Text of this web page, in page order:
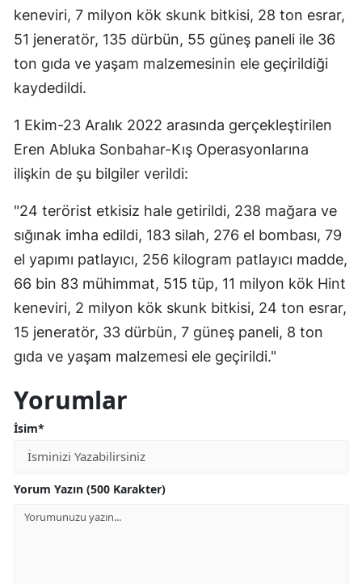
Hatay
Isparta
Mersin
İzmir
Kastamonu
Kayseri
Kırklareli
Kırşehir
Kocaeli
keneviri, 7 milyon kök skunk bitkisi, 28 ton esrar,
51 jeneratör, 135 dürbün, 55 güneş paneli ile 36
ton gıda ve yaşam malzemesinin ele geçirildiği
kaydedildi.
1 Ekim-23 Aralık 2022 arasında gerçekleştirilen
Eren Abluka Sonbahar-Kış Operasyonlarına
ilişkin de şu bilgiler verildi:
"24 terörist etkisiz hale getirildi, 238 mağara ve
sığınak imha edildi, 183 silah, 276 el bombası, 79
el yapımı patlayıcı, 256 kilogram patlayıcı madde,
66 bin 83 mühimmat, 515 tüp, 11 milyon kök Hint
keneviri, 2 milyon kök skunk bitkisi, 24 ton esrar,
15 jeneratör, 33 dürbün, 7 güneş paneli, 8 ton
gıda ve yaşam malzemesi ele geçirildi."
Yorumlar
İsim*
Yorum Yazın (500 Karakter)